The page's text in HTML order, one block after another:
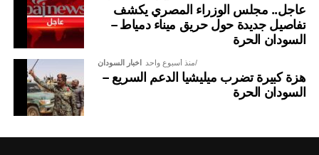
سفير السودان في تركيا في لقاء بحثي بمنصة دراسات الأمن
والسلام
كما استقبلت منصة دراسات الأمن والسلام (PSSP) في مقرها
بالعاصمة التركية أنقرة، سعادة السفير نادر يوسف الطيب، سفير
تناولت عددًا من القضايا المتعلقة بالعلاقات السودانية التركية،
عاجل.. مجلس الوزراء المصري يكشف
تفاصيل جديدة حول حريق ميناء دمياط –
السودان الحرة
اخبار السودان منذ أسبوع واحد
هزة كبيرة تضرب ميليشيا الدعم السريع –
السودان الحرة